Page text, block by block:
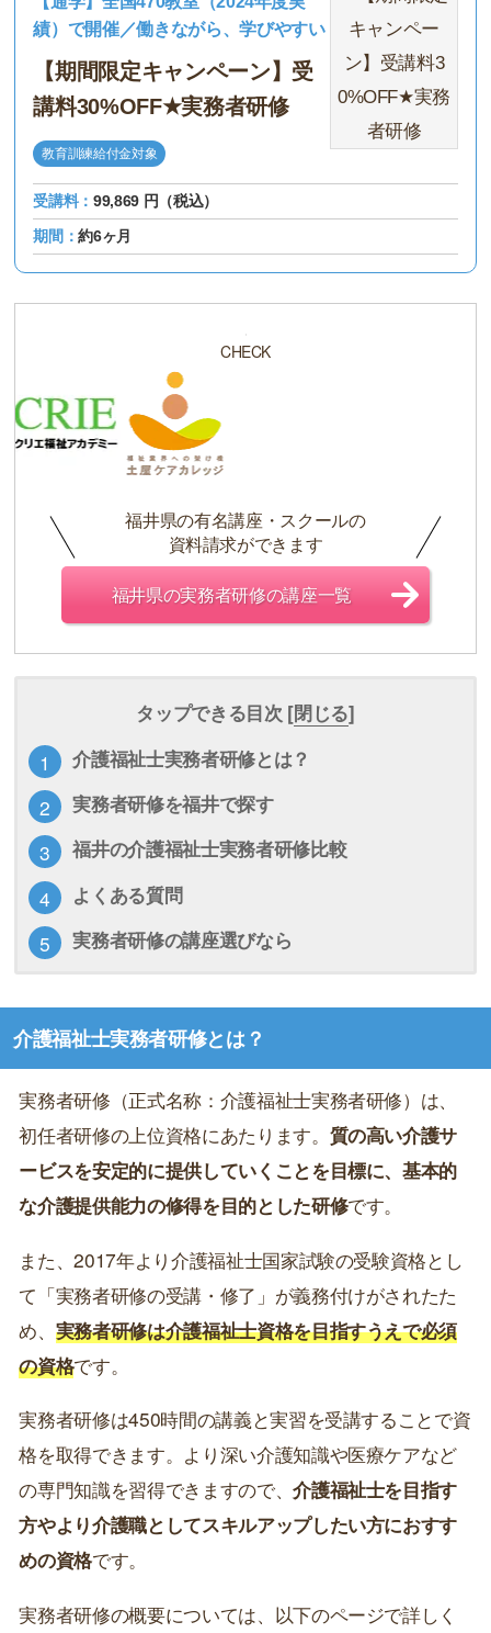
績）で開催／働きながら、学びやすい
【期間限定キャンペーン】受
講料30%OFF★実務者研修
教育訓練給付金対象
受講料：99,869 円（税込）
期間：約6ヶ月
CHECK
福井県の有名講座・スクールの
資料請求ができます
福井県の実務者研修の講座一覧
タップできる目次 [閉じる]
介護福祉士実務者研修とは？
実務者研修を福井で探す
福井の介護福祉士実務者研修比較
よくある質問
実務者研修の講座選びなら
介護福祉士実務者研修とは？
実務者研修（正式名称：介護福祉士実務者研修）は、
初任者研修の上位資格にあたります。 質の高い介護サ
ービスを安定的に提供していくことを目標に、基本的
な介護提供能力の修得を目的とした研修です。
また、2017年より介護福祉士国家試験の受験資格とし
て「実務者研修の受講・修了」が義務付けがされたた
め、 実務者研修は介護福祉士資格を目指すうえで必須
の資格です。
実務者研修は450時間の講義と実習を受講することで資
格を取得できます。より深い介護知識や医療ケアなど
の専門知識を習得できますので、介護福祉士を目指す
方やより介護職としてスキルアップしたい方におすす
めの資格です。
実務者研修の概要については、以下のページで詳しく